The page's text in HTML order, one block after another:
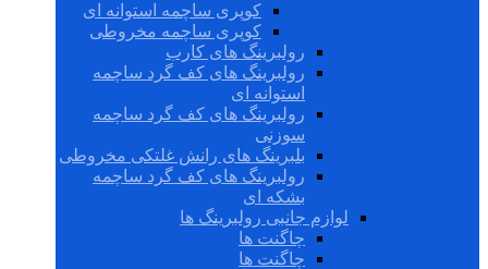
کوپری ساچمه استوانه ای
کوپری ساچمه مخروطی
رولبرینگ های کارب
رولبرینگ های کف گرد ساچمه
استوانه ای
رولبرینگ های کف گرد ساچمه
سوزنی
بلبرینگ های رانش غلتکی مخروطی
رولبرینگ های کف گرد ساچمه
بشکه ای
لوازم جانبی رولبرینگ ها
چاگنت ها
چاگنت ها